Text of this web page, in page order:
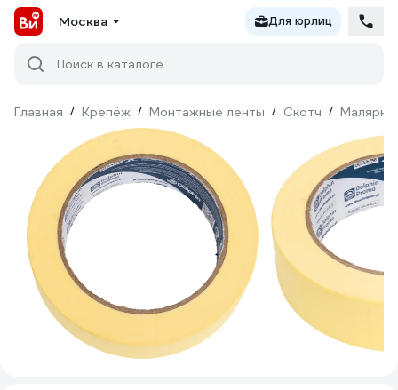
Москва Для юрлиц
Поиск в каталоге
Главная / Крепёж / Монтажные ленты / Скотч /